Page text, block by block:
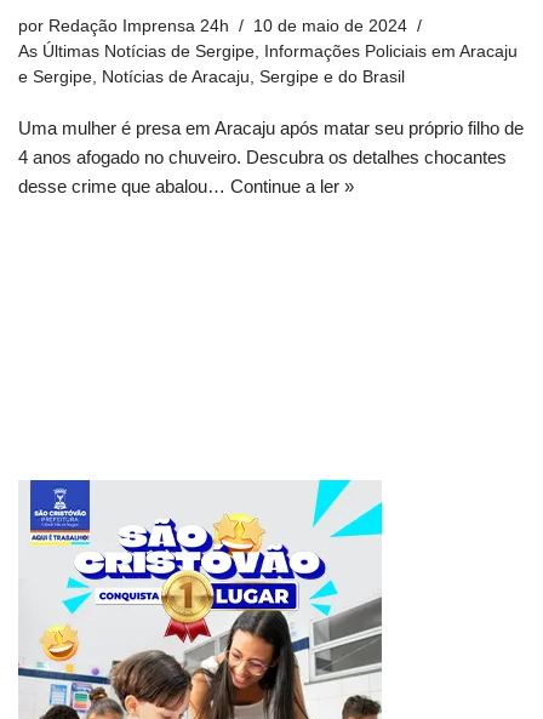
por Redação Imprensa 24h
10 de maio de 2024
As Últimas Notícias de Sergipe
Informações Policiais em Aracaju
e Sergipe
Notícias de Aracaju, Sergipe e do Brasil
Uma mulher é presa em Aracaju após matar seu próprio filho de
4 anos afogado no chuveiro. Descubra os detalhes chocantes
desse crime que abalou… Continue a ler »